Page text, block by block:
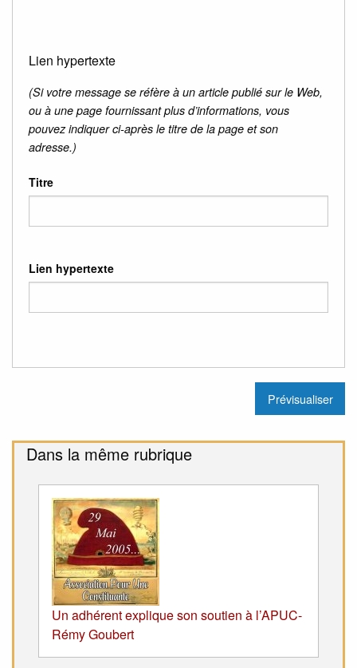
Lien hypertexte
(Si votre message se réfère à un article publié sur le Web,
ou à une page fournissant plus d’informations, vous
pouvez indiquer ci-après le titre de la page et son
adresse.)
Titre
Lien hypertexte
Dans la même rubrique
Un adhérent explique son soutien à l’APUC-
Rémy Goubert